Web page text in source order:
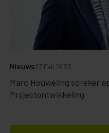
Marc Houweling spreker
Projectontwikkeling
Nieuws27 Feb 2023